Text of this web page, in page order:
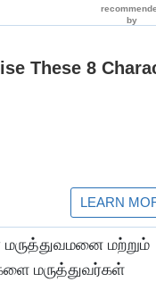
மற்றும்
மருத்துவர்கள்